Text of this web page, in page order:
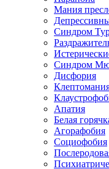
Мания
Синдром
Синдром
Дисфория
Апатия
Белая
Агорафобия
Социофобия